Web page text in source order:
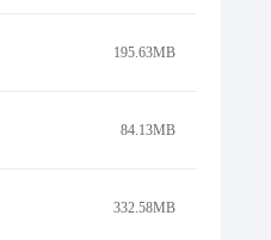
195.63MB
84.13MB
332.58MB